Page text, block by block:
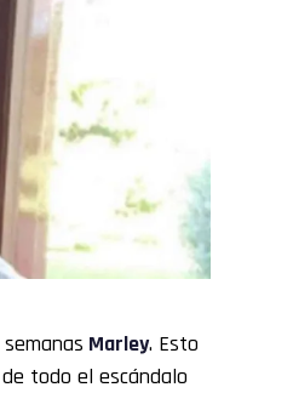
Marley. Esto
todo el escándalo